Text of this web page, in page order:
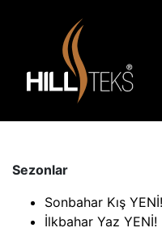
Sezonlar
Sonbahar Kış YENİ!
İlkbahar Yaz YENİ!